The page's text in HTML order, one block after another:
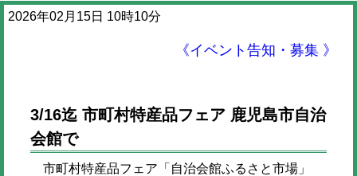
2026年02月15日 10時10分
《イベント告知・募集 》
3/16迄 市町村特産品フェア 鹿児島市自治
会館で
市町村特産品フェア「自治会館ふるさと市場」